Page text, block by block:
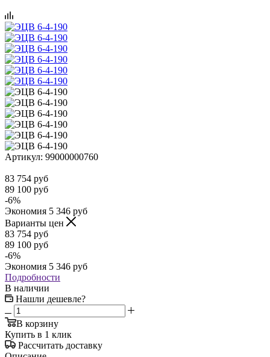
Артикул: 99000000760
83 754 руб
89 100 руб
-6%
Экономия 5 346 руб
Варианты цен
83 754 руб
89 100 руб
-6%
Экономия 5 346 руб
Подробности
В наличии
Нашли дешевле?
В корзину
Купить в 1 клик
Рассчитать доставку